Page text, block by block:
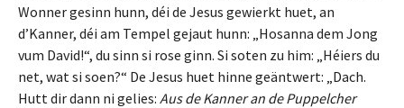
Wonner gesinn hunn, déi de Jesus gewierkt huet, an
d’Kanner, déi am Tempel gejaut hunn: „Hosanna dem Jong
vum David!“, du sinn si rose ginn. Si soten zu him: „Héiers du
net, wat si soen?“ De Jesus huet hinne geäntwert: „Dach.
Hutt dir dann ni gelies: Aus de Kanner an de Puppelcher